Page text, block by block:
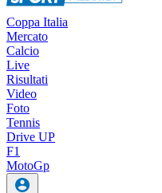
Coppa Italia
Mercato
Calcio
Live
Risultati
Video
Foto
Tennis
Drive UP
F1
MotoGp